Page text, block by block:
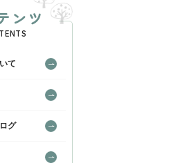
ンツ
て
グ